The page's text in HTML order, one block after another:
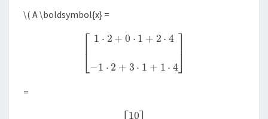
\( A \boldsymbol{x} =
2 +0 1+ 2 ⋅4 1 2 +3 1+ 1
=
[105]